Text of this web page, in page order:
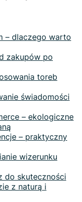
– dlaczego warto
zakupów po
toreb
świadomości
– ekologiczne
– praktyczny
wizerunku
do skuteczności
z naturą i